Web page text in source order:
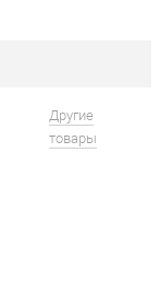
Другие
товары